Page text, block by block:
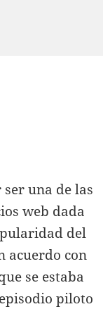
una de las
web dada
del
acuerdo con
se estaba
piloto